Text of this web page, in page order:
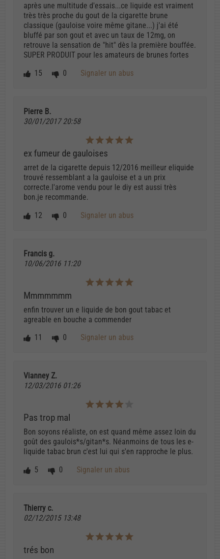
après une multitude d'essais...ce liquide est vraiment
très très proche du gout de la cigarette brune
classique (gauloise voire même gitane...) j'ai été
bluffé par son gout et avec un taux de 12mg, on
retrouve la sensation de "hit" dès la première bouffée.
SUPER PRODUIT pour les amateurs de brunes fortes
15
0 Signaler un abus
Pierre B.
30/01/2017 20:58
ex fumeur de gauloises
arret de la cigarette depuis 12/2016 meilleur eliquide
trouvé ressemblant a la gauloise et a un prix
correcte.l'arome vendu pour le diy est aussi très
bon.je recommande.
12
0 Signaler un abus
Francis g.
10/06/2016 11:20
Mmmmmmm
enfin trouver un e liquide de bon gout tabac et
agreable en bouche a commender
11
0 Signaler un abus
Vianney Z.
12/03/2016 01:26
Pas trop mal
Bon soyons réaliste, on est quand même assez loin du
goût des gaulois*s/gitan*s. Néanmoins de tous les e-
liquide tabac brun c'est lui qui s'en rapproche le plus.
5
0 Signaler un abus
Thierry c.
02/12/2015 13:48
trés bon